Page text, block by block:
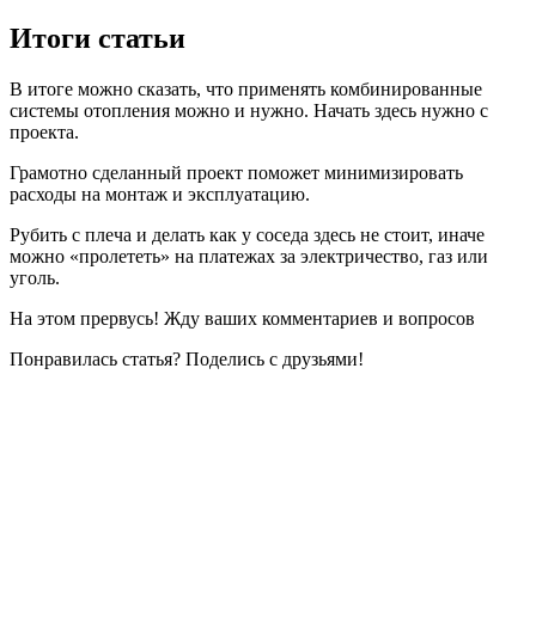
Итоги статьи
В итоге можно сказать, что применять комбинированные
системы отопления можно и нужно. Начать здесь нужно с
проекта.
Грамотно сделанный проект поможет минимизировать
расходы на монтаж и эксплуатацию.
Рубить с плеча и делать как у соседа здесь не стоит, иначе
можно «пролететь» на платежах за электричество, газ или
уголь.
На этом прервусь! Жду ваших комментариев и вопросов
Понравилась статья? Поделись с друзьями!